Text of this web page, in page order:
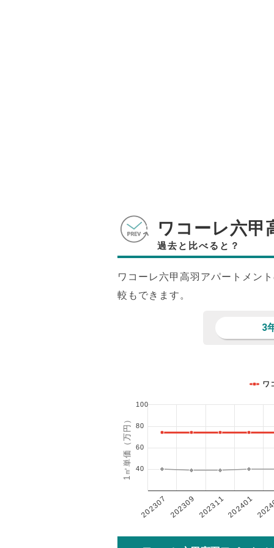
ワコーレ六甲
過去と比べると？
ワコーレ六甲高羽アパートメン
較もできます。
3
1㎡単価（万円）
ワ
202307 202309 202311202401
40
60
80
100